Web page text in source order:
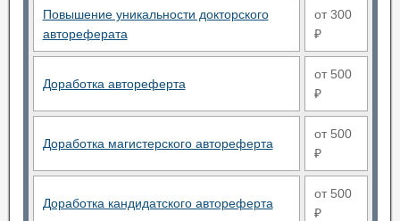
Повышение уникальности докторского
автореферата
от 300
₽
Доработка автореферта
от 500
₽
Доработка магистерского автореферта
от 500
₽
Доработка кандидатского автореферта
от 500
₽